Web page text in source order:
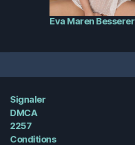
Eva Maren Besserer
Signaler
DMCA
2257
Conditions